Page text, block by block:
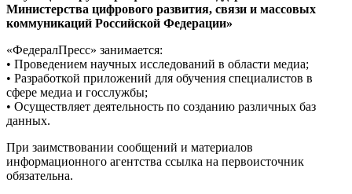
Министерства цифрового развития, связи и массовых
коммуникаций Российской Федерации»
«ФедералПресс» занимается:
• Проведением научных исследований в области медиа;
• Разработкой приложений для обучения специалистов в
сфере медиа и госслужбы;
• Осуществляет деятельность по созданию различных баз
данных.
При заимствовании сообщений и материалов
информационного агентства ссылка на первоисточник
обязательна.